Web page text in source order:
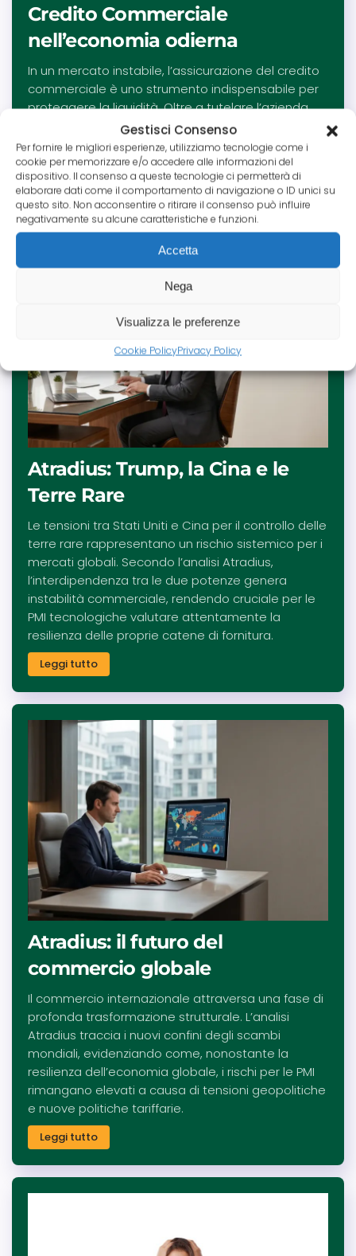
Gestisci Consenso
Per fornire le migliori esperienze, utilizziamo tecnologie come i
cookie per memorizzare e/o accedere alle informazioni del
dispositivo. Il consenso a queste tecnologie ci permetterà di
elaborare dati come il comportamento di navigazione o ID unici su
questo sito. Non acconsentire o ritirare il consenso può influire
negativamente su alcune caratteristiche e funzioni.
Accetta
Nega
Visualizza le preferenze
Cookie PolicyPrivacy Policy
Credito Commerciale
nell’economia odierna
In un mercato instabile, l’assicurazione del credito
commerciale è uno strumento indispensabile per
proteggere la liquidità. Oltre a tutelare l’azienda
dai rischi di insoluto, questa soluzione sostiene la
crescita agevolando l’accesso al credito e
garantendo la stabilità dei flussi di cassa operativi.
Leggi tutto
Atradius: Trump, la Cina e le
Terre Rare
Le tensioni tra Stati Uniti e Cina per il controllo delle
terre rare rappresentano un rischio sistemico per i
mercati globali. Secondo l’analisi Atradius,
l’interdipendenza tra le due potenze genera
instabilità commerciale, rendendo cruciale per le
PMI tecnologiche valutare attentamente la
resilienza delle proprie catene di fornitura.
Leggi tutto
Atradius: il futuro del
commercio globale
Il commercio internazionale attraversa una fase di
profonda trasformazione strutturale. L’analisi
Atradius traccia i nuovi confini degli scambi
mondiali, evidenziando come, nonostante la
resilienza dell’economia globale, i rischi per le PMI
rimangano elevati a causa di tensioni geopolitiche
e nuove politiche tariffarie.
Leggi tutto